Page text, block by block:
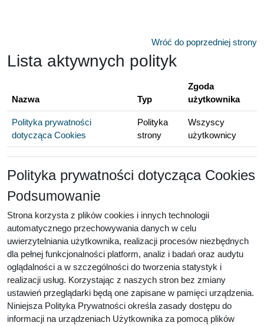
Wróć do poprzedniej strony
Lista aktywnych polityk
Nazwa Typ
Zgoda
użytkownika
Polityka prywatności
dotycząca Cookies
Polityka
strony
Wszyscy
użytkownicy
Polityka prywatności dotycząca Cookies
Podsumowanie
Strona korzysta z plików cookies i innych technologii
automatycznego przechowywania danych w celu
uwierzytelniania użytkownika, realizacji procesów niezbędnych
dla pełnej funkcjonalności platform, analiz i badań oraz audytu
oglądalności a w szczególności do tworzenia statystyk i
realizacji usług. Korzystając z naszych stron bez zmiany
ustawień przeglądarki będą one zapisane w pamięci urządzenia.
Niniejsza Polityka Prywatności określa zasady dostępu do
informacji na urządzeniach Użytkownika za pomocą plików